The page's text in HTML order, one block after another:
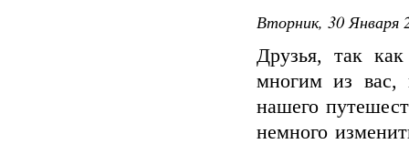
Вторник, 30 Января
Друзья, так
многим из вас,
нашего
немного